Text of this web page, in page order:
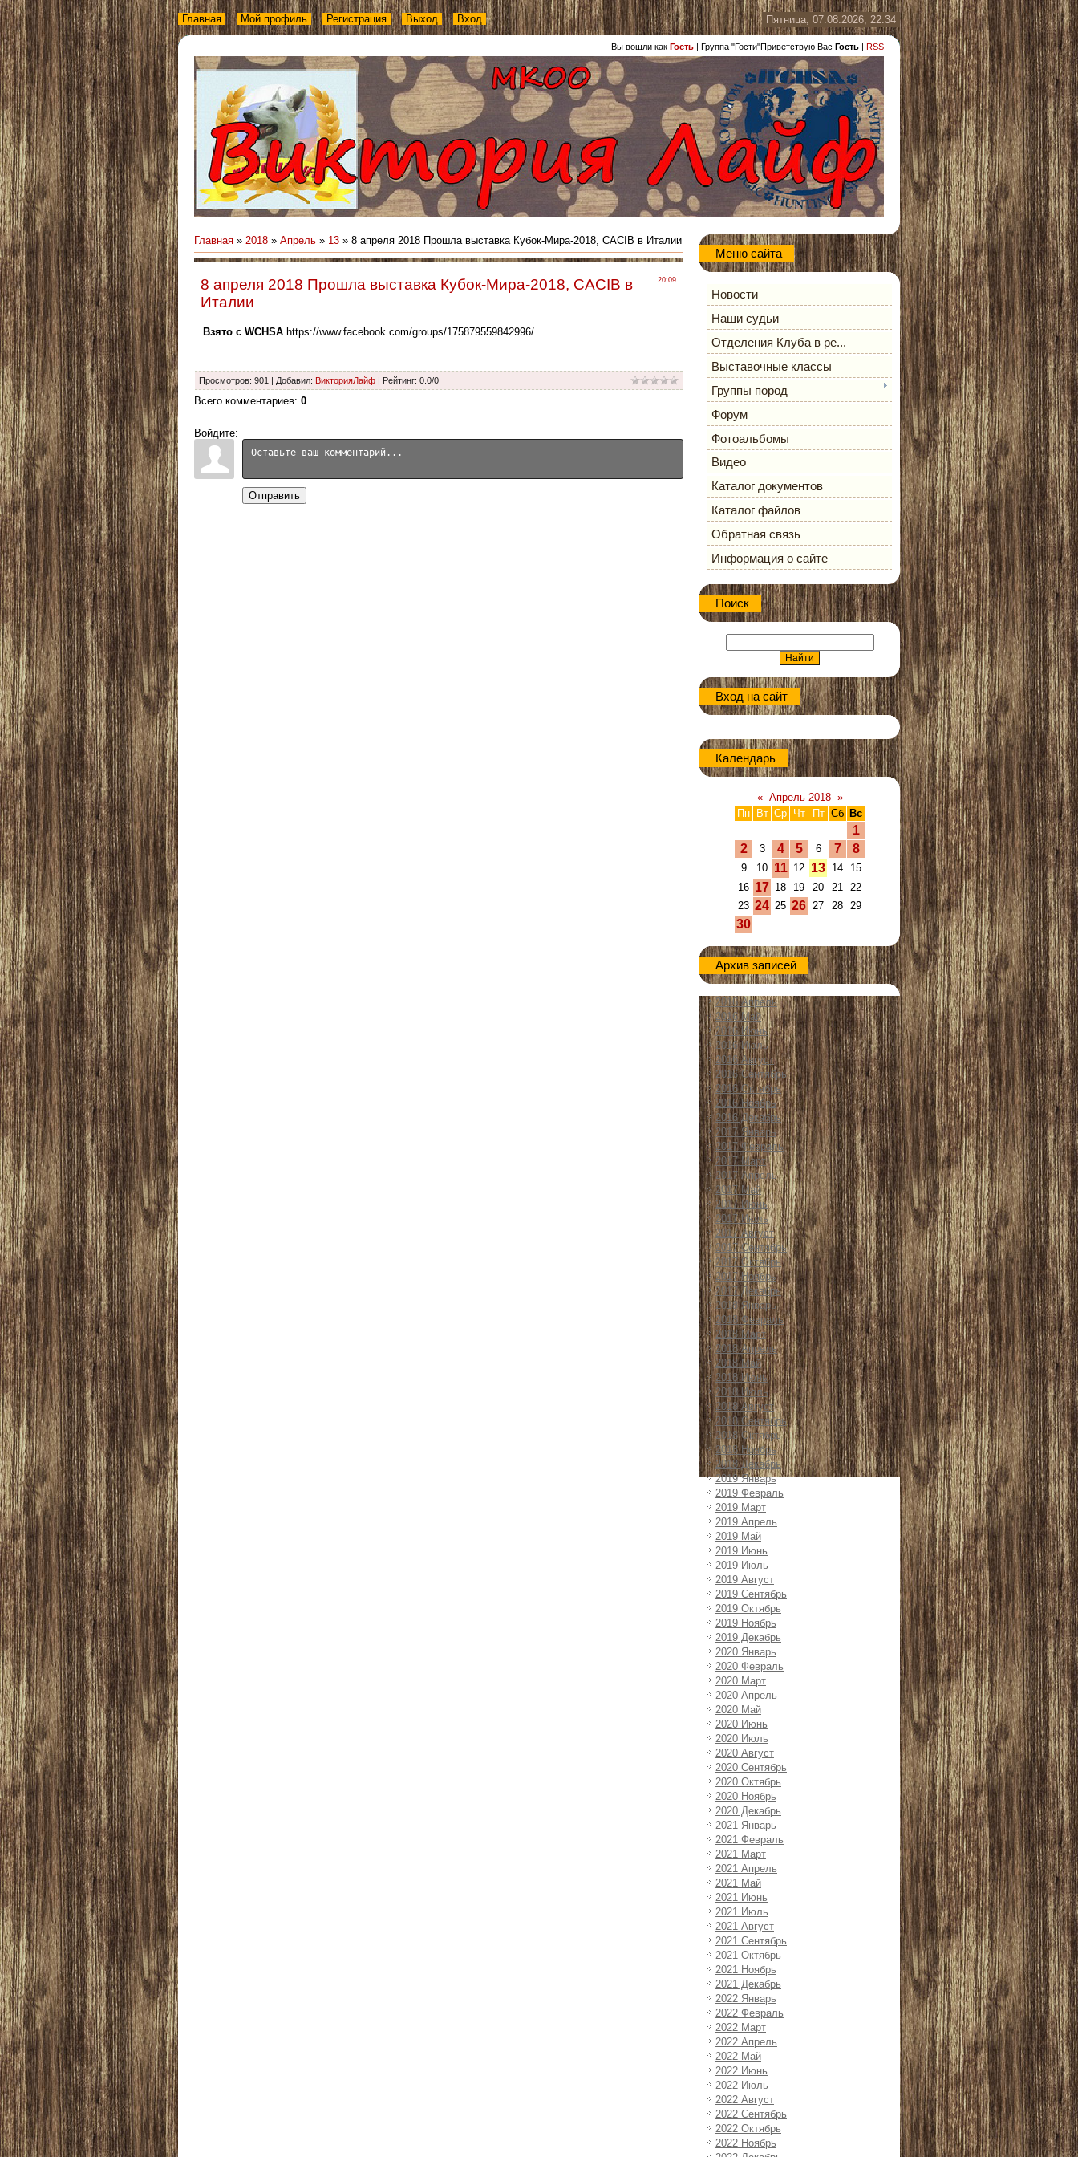
Пятница, 07.08.2026, 22:34
Вы вошли как Гость | Группа "Гости"Приветствую Вас Гость | RSS
Главная Мой профиль Регистрация Выход Вход
Главная » 2018 » Апрель » 13 » 8 апреля 2018 Прошла выставка Кубок-Мира-2018, САСIB в Италии
20:09
8 апреля 2018 Прошла выставка Кубок-Мира-2018, САСIB в
Италии
Взято с WCHSA https://www.facebook.com/groups/175879559842996/
Просмотров: 901 Добавил: ВикторияЛайф Рейтинг: 0.0/0
Всего комментариев: 0
Войдите:
Отправить
Меню сайта
Новости
Наши судьи
Отделения Клуба в ре...
Выставочные классы
Группы пород
Форум
Фотоальбомы
Видео
Каталог документов
Каталог файлов
Обратная связь
Информация о сайте
Поиск
Вход на сайт
Календарь
« Апрель 2018 »
Пн
Вт Ср Чт Пт Сб Вс
1
2
3 4 5 6 7 8
9 10 11 12 13 14
15
16 17 18 19 20 21 22
23 24 25 26 27 28 29
30
Архив записей
2016 Апрель
2016 Май
2016 Июнь
2016 Июль
2016 Август
2016 Сентябрь
2016 Октябрь
2016 Ноябрь
2016 Декабрь
2017 Январь
2017 Февраль
2017 Март
2017 Апрель
2017 Май
2017 Июнь
2017 Июль
2017 Август
2017 Сентябрь
2017 Октябрь
2017 Ноябрь
2017 Декабрь
2018 Январь
2018 Февраль
2018 Март
2018 Апрель
2018 Май
2018 Июнь
2018 Июль
2018 Август
2018 Сентябрь
2018 Октябрь
2018 Ноябрь
2018 Декабрь
2019 Январь
2019 Февраль
2019 Март
2019 Апрель
2019 Май
2019 Июнь
2019 Июль
2019 Август
2019 Сентябрь
2019 Октябрь
2019 Ноябрь
2019 Декабрь
2020 Январь
2020 Февраль
2020 Март
2020 Апрель
2020 Май
2020 Июнь
2020 Июль
2020 Август
2020 Сентябрь
2020 Октябрь
2020 Ноябрь
2020 Декабрь
2021 Январь
2021 Февраль
2021 Март
2021 Апрель
2021 Май
2021 Июнь
2021 Июль
2021 Август
2021 Сентябрь
2021 Октябрь
2021 Ноябрь
2021 Декабрь
2022 Январь
2022 Февраль
2022 Март
2022 Апрель
2022 Май
2022 Июнь
2022 Июль
2022 Август
2022 Сентябрь
2022 Октябрь
2022 Ноябрь